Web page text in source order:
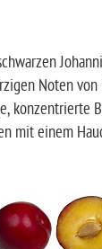
Noten
konzentrierte
mit einem